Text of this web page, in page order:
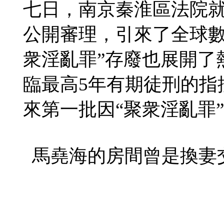
七日，南京秦淮區法院
公開審理，引來了全球
衆淫亂罪”存廢也展開
臨最高5年有期徒刑的
來第一批因“聚衆淫亂罪
馬堯海的房間曾是換